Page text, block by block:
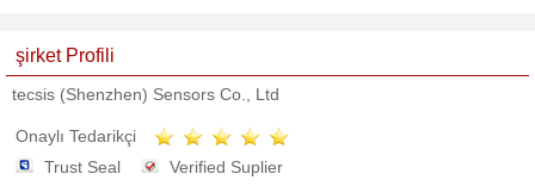
şirket Profili
tecsis (Shenzhen) Sensors Co., Ltd
Onaylı Tedarikçi
Trust Seal
Verified Suplier